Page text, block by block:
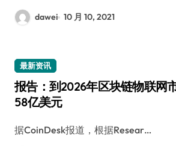
dawei 10 月 10, 2021
最新资讯
报告：到2026年区块链物联网
58亿美元
据CoinDesk报道，根据Resear…